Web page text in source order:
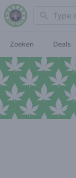
Search
Zoeken Deals